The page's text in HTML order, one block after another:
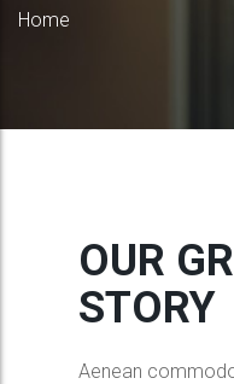
Home
OUR
STORY
Aenean